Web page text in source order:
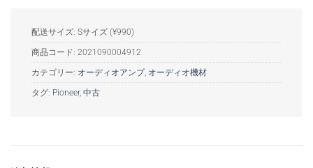
配送サイズ: Sサイズ (¥990)
商品コード: 2021090004912
カテゴリー: オーディオアンプ, オーディオ機材
タグ: Pioneer, 中古